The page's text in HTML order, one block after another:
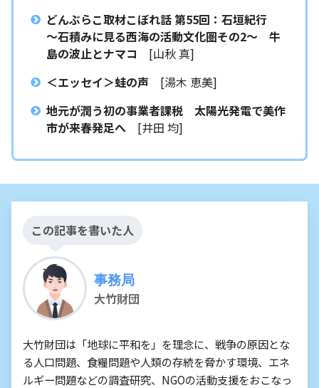
どんぶらこ取材こぼれ話 第55回：石垣紀行
〜石積みに見る西海の活動文化圏その2〜 牛
島の波止とナマコ [山秋 真]
＜エッセイ＞蛙の声 [湯木 恵美]
地元が潤う初の事業者課税 太陽光発電で美作
市が来春発足へ [井田 均]
この記事を書いた人
事務局
大竹財団
大竹財団は「地球に平和を」を理念に、戦争の原因とな
る人口問題、食糧問題や人類の存続を脅かす環境、エネ
ルギー問題などの調査研究、NGOの活動支援をおこなっ